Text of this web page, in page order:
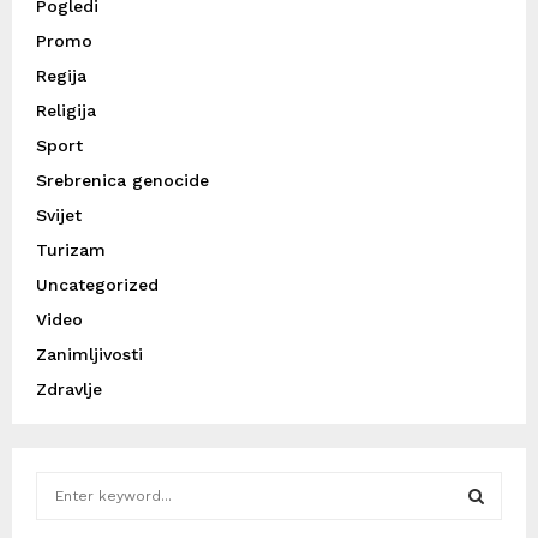
Pogledi
Promo
Regija
Religija
Sport
Srebrenica genocide
Svijet
Turizam
Uncategorized
Video
Zanimljivosti
Zdravlje